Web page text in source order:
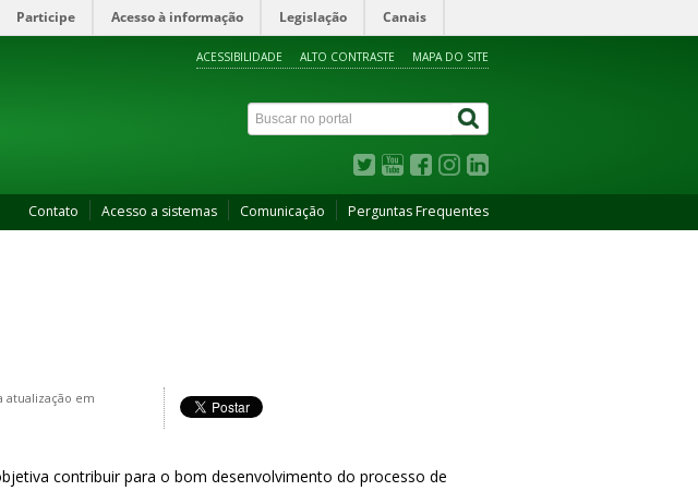
Participe Acesso à informação Legislação Canais
ACESSIBILIDADE ALTO CONTRASTE MAPA DO SITE
Contato Acesso a sistemas Comunicação Perguntas Frequentes
atualização em
contribuir para o bom desenvolvimento do processo de